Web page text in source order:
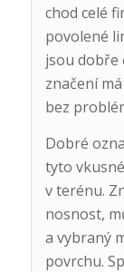
chod celé
povolené
jsou dobře
značení
bez
Dobré
tyto
v terénu.
nosnost,
a vybraný
povrchu.